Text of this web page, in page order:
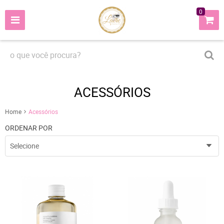
0
ACESSÓRIOS
Home Acessórios
ORDENAR POR
Selecione